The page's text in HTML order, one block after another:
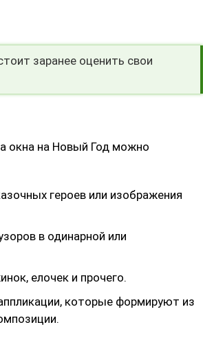
заранее оценить свои
окна на Новый Год можно
героев или изображения
в одинарной или
елочек и прочего.
которые формируют из